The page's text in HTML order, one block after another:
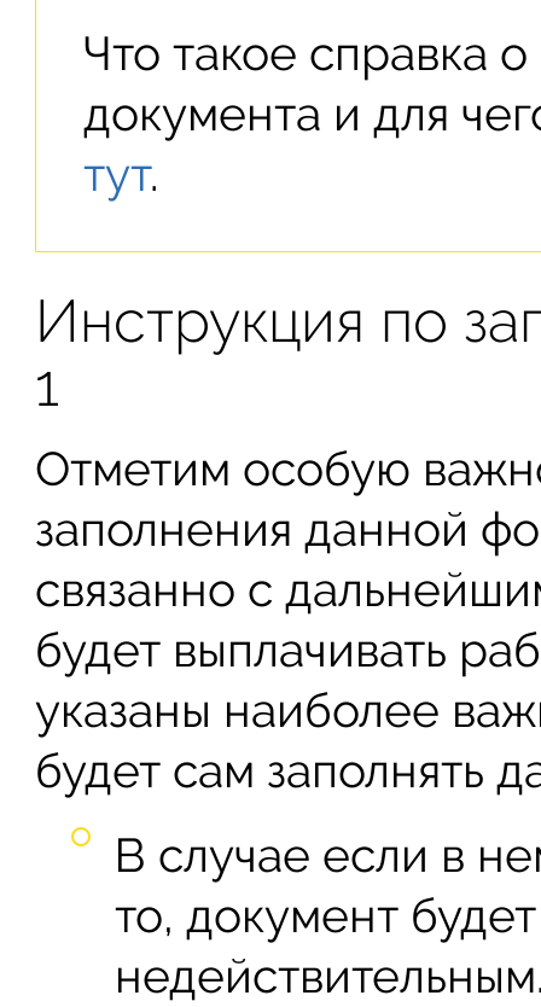
Что такое справка
документа и для
тут.
Инструкция по
1
Отметим особую
заполнения данной
связанно с
будет выплачивать
указаны наиболее
будет сам заполнять
В случае если в
то, документ